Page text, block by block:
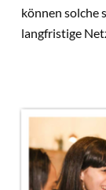
können solche
langfristige